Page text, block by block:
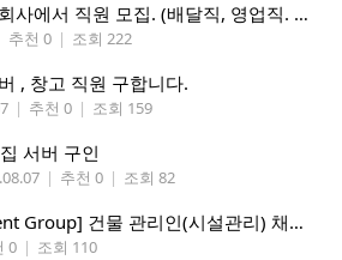
서 직원 모집. (배달직, 영업직. 창고 관리직)
추천 0 | 조회 222
, 창고 직원 구합니다.
| 추천 0 | 조회 159
서버 구인
| 추천 0 | 조회 82
건물 관리인(시설관리) 채용 공고
0 | 조회 110